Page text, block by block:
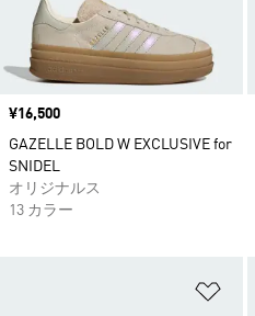
価格
¥16,500
GAZELLE BOLD W EXCLUSIVE for
SNIDEL
オリジナルス
13 カラー